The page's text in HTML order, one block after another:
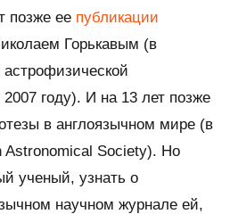
позже ее публикации
Горькавым (в
году). И на 13 лет позже
в англоязычном мире (в
Astronomical Society). Но
ученый, узнать о
научном журнале ей,